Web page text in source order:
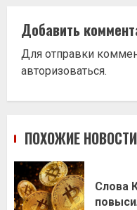
Добавить
Для отправки
авторизоваться.
ПОХОЖИЕ НОВОСТИ
Слова